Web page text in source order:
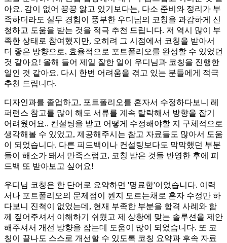
아요. 감이 없어 끙끙 앓고 있기보다는, 다소 준비와 정리가 부
족하더라도 실무 경험이 풍부한 우디님의 코칭을 과감하게 신
청하고 도움을 받는 것을 적극 추천 드립니다. 저 역시 많이 부
족한 상태로 참여했지만, 오히려 그 시점에서 코칭을 받아서
더 좋은 방향으로, 효율적으로 포트폴리오를 완성할 수 있었던
것 같아요! 올해 들어 제일 잘한 일이 우디님과 코칭을 진행한
일인 것 같아요. 다시 한번 어려움을 겪고 있는 분들에게 적극
추천 드립니다.
디자인과를 졸업하고, 포트폴리오를 혼자서 수정하다보니 레
퍼런스 참고를 많이 해도 서류를 계속 탈락해서 방향을 잡기
어려웠어요.. 컨설팅을 받고 어떻게 수정해야할 지 구체적으로
생각해볼 수 있었고, 제공해주시는 참고 자료들도 많아서 도움
이 되었습니다. 다른 피드백이나 컨설팅보다도 막막했던 부분
들이 해소가 돼서 만족스럽고, 코칭 받은 것들 반영한 후에 피
드백 또 받아보고 싶어요!
우디님 코칭은 한 단어로 요약하면 '명료함'이었습니다. 이력
서나 포트폴리오의 문제점이 뭔지 모르는채로 혼자 수정만 하
다보니 진척이 없었는데, 현재 부족한 부분을 합격 사례와 함
께 짚어주셔서 이해하기 쉬웠고 제 상황에 맞는 솔루션을 제안
해주셔서 개선 방향을 잡는데 도움이 많이 되었습니다. 또 코
칭이 끝나도 스스로 개선할 수 있도록 코칭 요약과 후속 자료